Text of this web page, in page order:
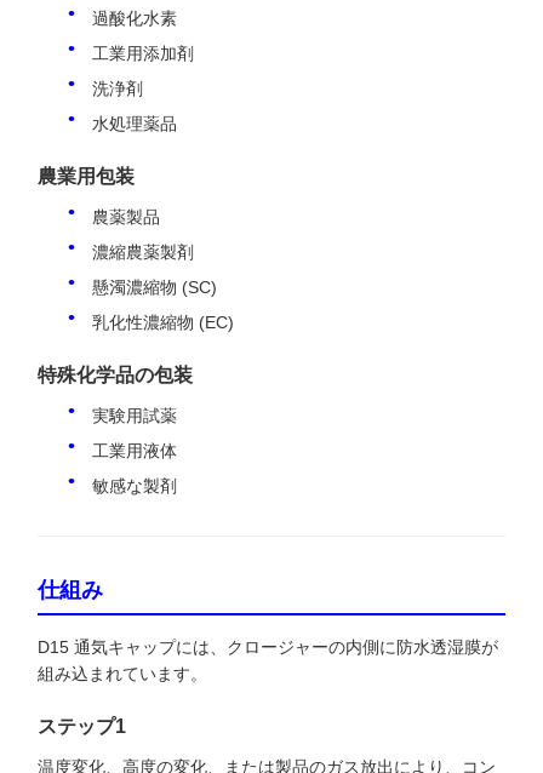
過酸化水素
工業用添加剤
洗浄剤
水処理薬品
農業用包装
農薬製品
濃縮農薬製剤
懸濁濃縮物 (SC)
乳化性濃縮物 (EC)
特殊化学品の包装
実験用試薬
工業用液体
敏感な製剤
仕組み
D15 通気キャップには、クロージャーの内側に防水透湿膜が
組み込まれています。
ステップ1
温度変化、高度の変化、または製品のガス放出により、コン